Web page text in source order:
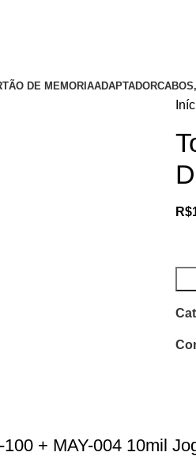
DE MEMORIAADAPTADOR
R$
+ MAY-004 10mil